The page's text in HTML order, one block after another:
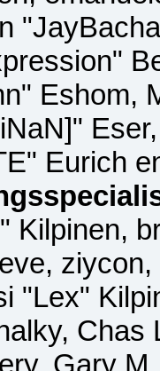
Eshom,
Eurich
Kilpinen,
"Lex"
Chas